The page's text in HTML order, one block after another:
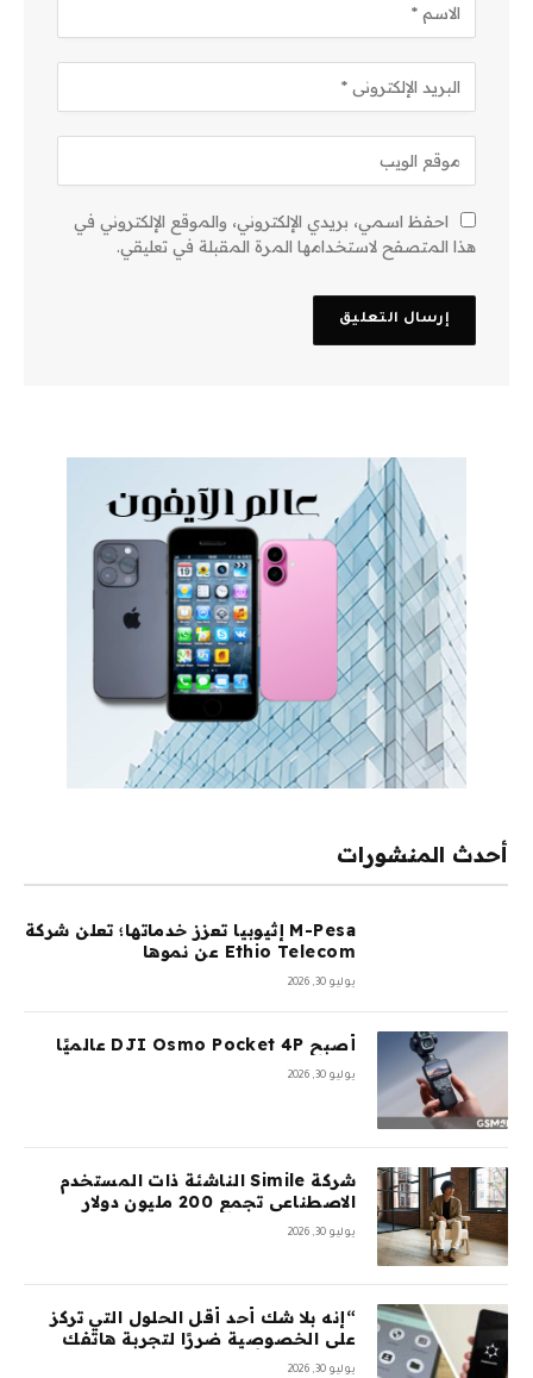
احفظ اسمي، بريدي الإلكتروني، والموقع الإلكتروني في
هذا المتصفح لاستخدامها المرة المقبلة في تعليقي.
أحدث المنشورات
M-Pesa إثيوبيا تعزز خدماتها؛ تعلن شركة
Ethio Telecom عن نموها
يوليو 30, 2026
أصبح DJI Osmo Pocket 4P عالميًا
يوليو 30, 2026
شركة Simile الناشئة ذات المستخدم
الاصطناعي تجمع 200 مليون دولار
السلسلة A بقيمة 100 مليون دولار
يوليو 30, 2026
“إنه بلا شك أحد أقل الحلول التي تركز
على الخصوصية ضررًا لتجربة هاتفك
المحمول”: أمضيت شهرًا في اختبار
يوليو 30, 2026